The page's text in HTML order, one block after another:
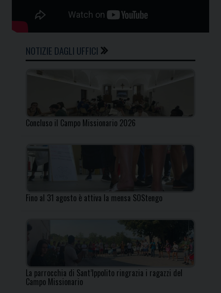
NOTIZIE DAGLI UFFICI
Concluso il Campo Missionario 2026
Fino al 31 agosto è attiva la mensa SOStengo
La parrocchia di Sant’Ippolito ringrazia i ragazzi del
Campo Missionario